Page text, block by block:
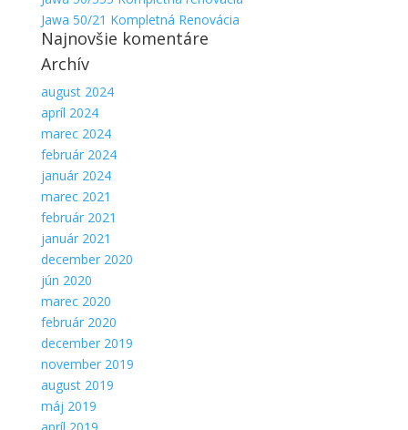
Jawa 50/21 Kompletná Renovácia
Najnovšie komentáre
Archív
august 2024
apríl 2024
marec 2024
február 2024
január 2024
marec 2021
február 2021
január 2021
december 2020
jún 2020
marec 2020
február 2020
december 2019
november 2019
august 2019
máj 2019